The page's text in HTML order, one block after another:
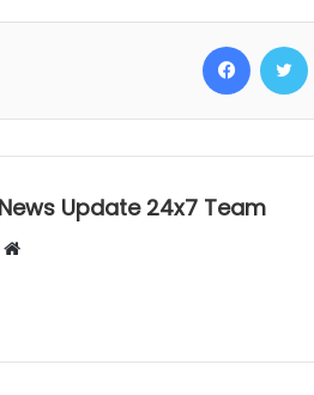
Facebook
News Update 24x7 Team
Website